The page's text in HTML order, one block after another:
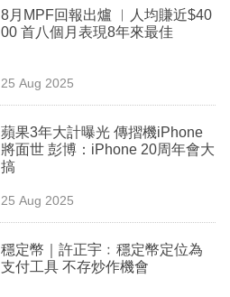
8月MPF回報出爐 ︳人均賺近$40
00 首八個月表現8年來最佳
25 Aug 2025
蘋果3年大計曝光 傳摺機iPhone
將面世 彭博：iPhone 20周年會大
搞
25 Aug 2025
穩定幣｜許正宇﹕穩定幣定位為
支付工具 不存炒作機會